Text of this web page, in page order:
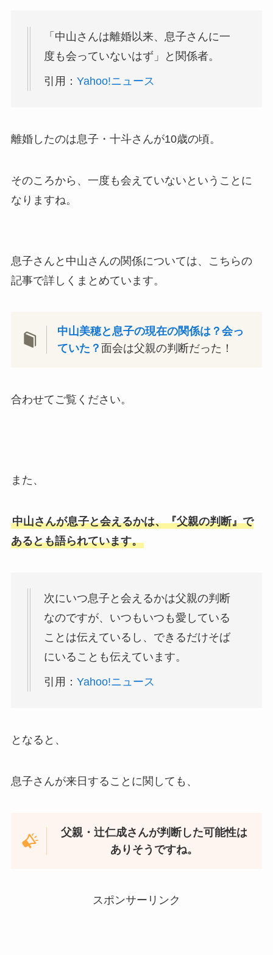
「中山さんは離婚以来、息子さんに一
度も会っていないはず」と関係者。
引用： Yahoo!ニュース
離婚したのは息子・十斗さんが10歳の頃。
そのころから、一度も会えていないということに
なりますね。
息子さんと中山さんの関係については、こちらの
記事で詳しくまとめています。
中山美穂と息子の現在の関係は？会っ
ていた？ 面会は父親の判断だった！
合わせてご覧ください。
また、
中山さんが息子と会えるかは、『父親の判断』で
あるとも語られています。
次にいつ息子と会えるかは父親の判断
なのですが、いつもいつも愛している
ことは伝えているし、できるだけそば
にいることも伝えています。
引用： Yahoo!ニュース
となると、
息子さんが来日することに関しても、
父親・辻仁成さんが判断した可能性は
ありそうですね。
スポンサーリンク